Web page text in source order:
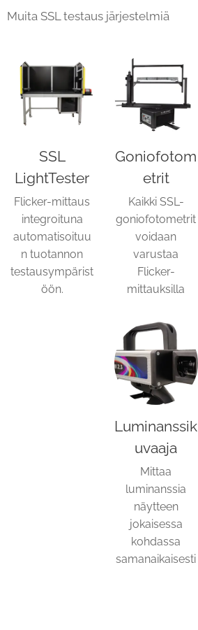
Muita SSL testaus järjestelmiä
SSL
LightTester
Flicker-mittaus
integroituna
automatisoituu
n tuotannon
testausympärist
öön.
Goniofotom
etrit
Kaikki SSL-
goniofotometrit
voidaan
varustaa
Flicker-
mittauksilla
Luminanssik
uvaaja
Mittaa
luminanssia
näytteen
jokaisessa
kohdassa
samanaikaisesti